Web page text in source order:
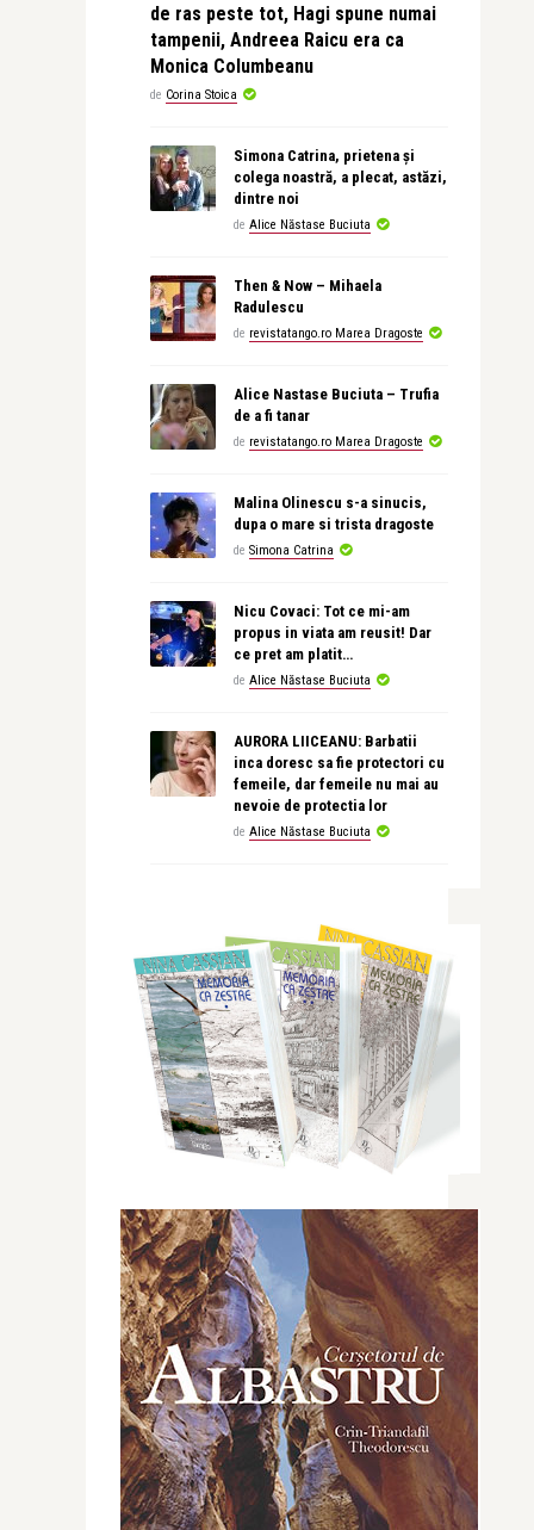
de ras peste tot, Hagi spune numai
tampenii, Andreea Raicu era ca
Monica Columbeanu
de Corina Stoica
Simona Catrina, prietena și
colega noastră, a plecat, astăzi,
dintre noi
de Alice Năstase Buciuta
Then & Now – Mihaela
Radulescu
de revistatango.ro Marea Dragoste
Alice Nastase Buciuta – Trufia
de a fi tanar
de revistatango.ro Marea Dragoste
Malina Olinescu s-a sinucis,
dupa o mare si trista dragoste
de Simona Catrina
Nicu Covaci: Tot ce mi-am
propus in viata am reusit! Dar
ce pret am platit…
de Alice Năstase Buciuta
AURORA LIICEANU: Barbatii
inca doresc sa fie protectori cu
femeile, dar femeile nu mai au
nevoie de protectia lor
de Alice Năstase Buciuta